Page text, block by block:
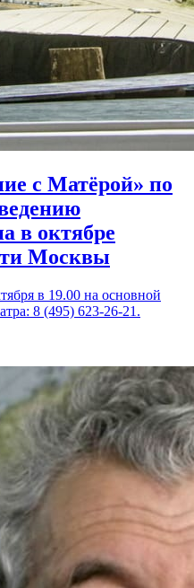
с Матёрой» по
в октябре
Москвы
в 19.00 на основной
8 (495) 623-26-21.